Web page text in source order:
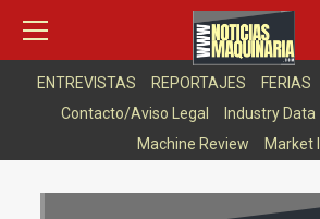
contenido
6 agosto, 2026
ASOCIACIONES
ENTREVISTAS
REPORTAJES FERIAS
Contacto/Aviso Legal
Industry Data
Machine Review
Market
principal